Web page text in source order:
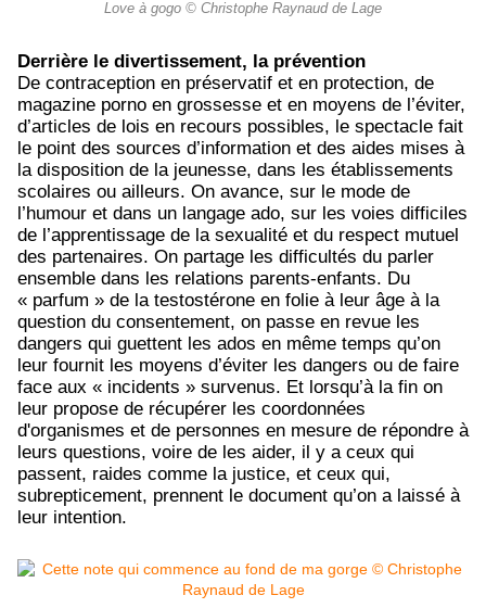
Love à gogo © Christophe Raynaud de Lage
Derrière le divertissement, la prévention
De contraception en préservatif et en protection, de
magazine porno en grossesse et en moyens de l’éviter,
d’articles de lois en recours possibles, le spectacle fait
le point des sources d’information et des aides mises à
la disposition de la jeunesse, dans les établissements
scolaires ou ailleurs. On avance, sur le mode de
l’humour et dans un langage ado, sur les voies difficiles
de l’apprentissage de la sexualité et du respect mutuel
des partenaires. On partage les difficultés du parler
ensemble dans les relations parents-enfants. Du
« parfum » de la testostérone en folie à leur âge à la
question du consentement, on passe en revue les
dangers qui guettent les ados en même temps qu’on
leur fournit les moyens d’éviter les dangers ou de faire
face aux « incidents » survenus. Et lorsqu’à la fin on
leur propose de récupérer les coordonnées
d'organismes et de personnes en mesure de répondre à
leurs questions, voire de les aider, il y a ceux qui
passent, raides comme la justice, et ceux qui,
subrepticement, prennent le document qu’on a laissé à
leur intention.